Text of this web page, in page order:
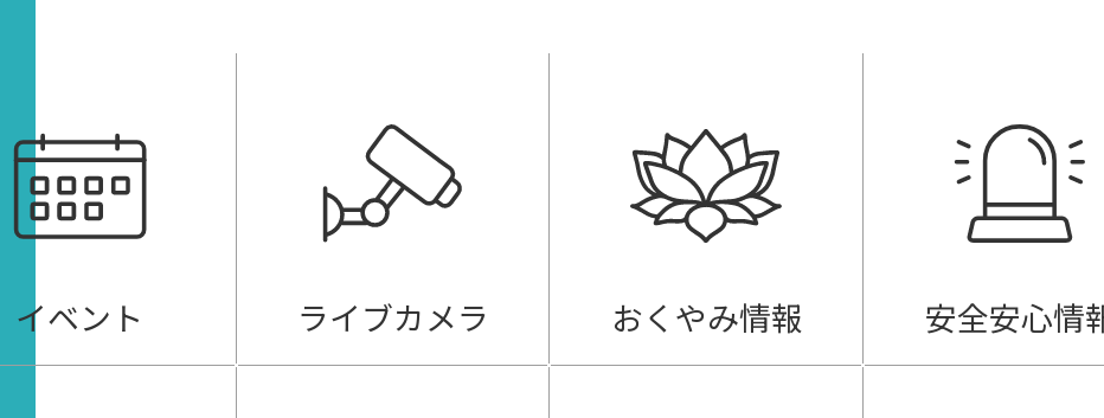
イベント ライブカメラ おくやみ情報 安全安心情